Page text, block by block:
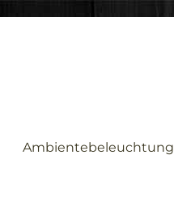
Ambientebeleuchtung